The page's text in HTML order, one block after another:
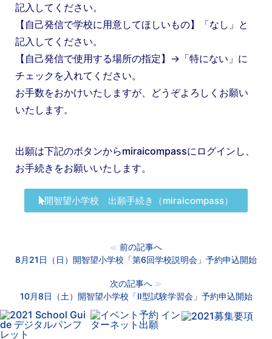
記入してください。
【自己発信で学校に用意してほしいもの】「なし」と
記入してください。
【自己発信で使用する場所の指定】→「特にない」に
チェックを入れてください。
お手数をおかけいたしますが、どうぞよろしくお願い
いたします。
出願は下記のボタンからmiraicompassにログインし、
お手続きをお願いいたします。
開智望小学校 出願手続き（miraicompass）
≪ 前の記事へ
8月21日（日）開智望小学校「第6回学校説明会」予約申込開始
次の記事へ ≫
10月8日（土）開智望小学校「Ⅱ型試験学習会」予約申込開始